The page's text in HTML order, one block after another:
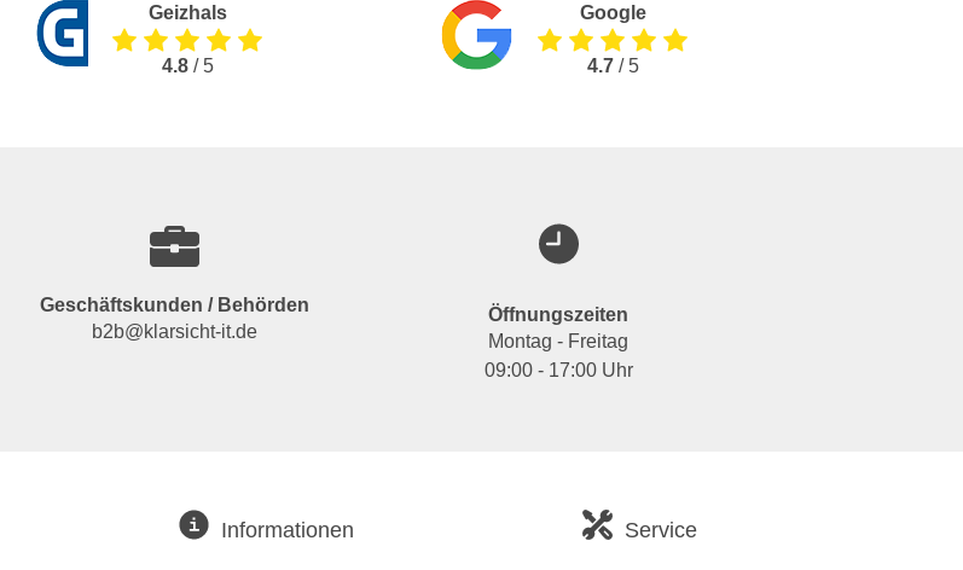
Geizhals
4.8/ 5
Google
4.7/ 5
Geschäftskunden / Behörden
b2b@klarsicht-it.de
Öffnungszeiten
Montag - Freitag
09:00 - 17:00 Uhr
Informationen Service